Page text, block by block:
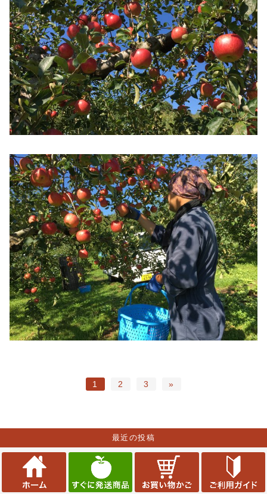
1 2 3 »
最近の投稿
収穫までもうすぐです
新しい仲間達（日本ミツバチ）